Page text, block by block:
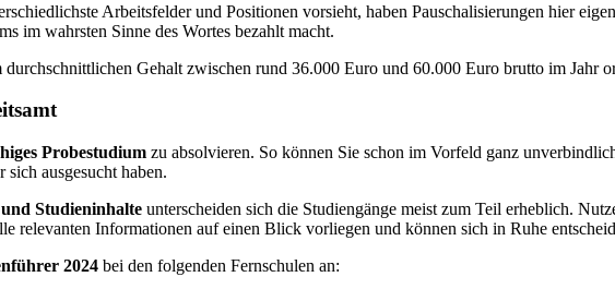
Arbeitsfelder und Positionen vorsieht, haben Pauschalisierungen hier
im wahrsten Sinne des Wortes bezahlt macht.
Gehalt zwischen rund 36.000 Euro und 60.000 Euro brutto im Jahr
Probestudium zu absolvieren. So können Sie schon im Vorfeld ganz
ausgesucht haben.
Studieninhalte unterscheiden sich die Studiengänge meist zum Teil erheblich.
relevanten Informationen auf einen Blick vorliegen und können sich in Ruhe
2024 bei den folgenden Fernschulen an: